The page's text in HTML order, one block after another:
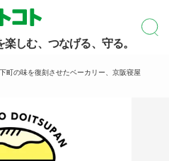
しむ、つなげる、守る。
町の味を復刻させたベーカリー、京阪寝屋